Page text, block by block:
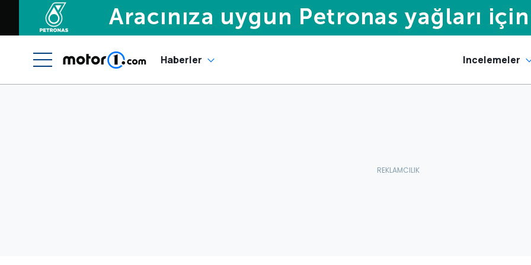
Haberler Incelemeler